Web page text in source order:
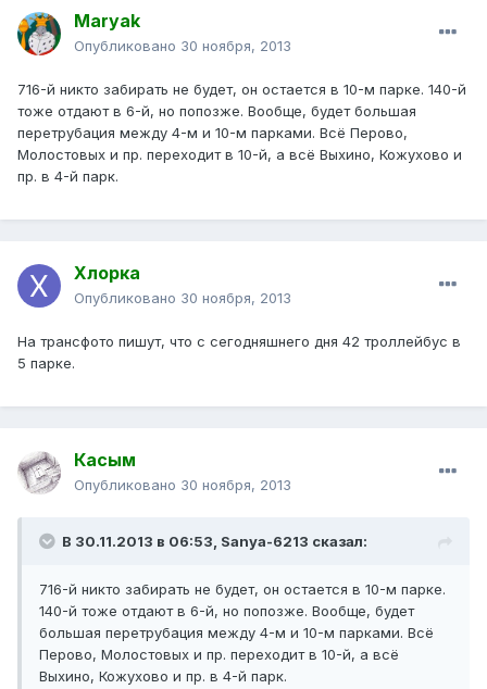
Maryak
Опубликовано 30 ноября, 2013
716-й никто забирать не будет, он остается в 10-м парке. 140-й
тоже отдают в 6-й, но попозже. Вообще, будет большая
перетрубация между 4-м и 10-м парками. Всё Перово,
Молостовых и пр. переходит в 10-й, а всё Выхино, Кожухово и
пр. в 4-й парк.
Хлорка
Опубликовано 30 ноября, 2013
На трансфото пишут, что с сегодняшнего дня 42 троллейбус в
5 парке.
Касым
Опубликовано 30 ноября, 2013
В 30.11.2013 в 06:53, Sanya-6213 сказал:
716-й никто забирать не будет, он остается в 10-м парке.
140-й тоже отдают в 6-й, но попозже. Вообще, будет
большая перетрубация между 4-м и 10-м парками. Всё
Перово, Молостовых и пр. переходит в 10-й, а всё
Выхино, Кожухово и пр. в 4-й парк.